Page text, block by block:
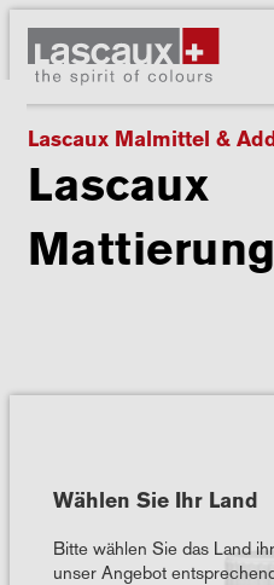
Lascaux Malmittel &
Lascaux
Wählen Sie Ihr Land
Bitte wählen Sie das Land
unser Angebot